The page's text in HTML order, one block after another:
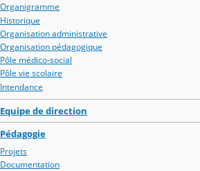
Organigramme
Historique
Organisation administrative
Organisation pédagogique
Pôle médico-social
Pôle vie scolaire
Intendance
Equipe de direction
Pédagogie
Projets
Documentation